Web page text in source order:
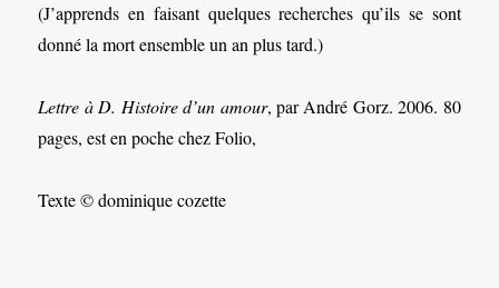
(J’apprends en faisant quelques recherches qu’ils se sont
donné la mort ensemble un an plus tard.)
Lettre à D. Histoire d’un amour, par André Gorz. 2006. 80
pages, est en poche chez Folio,
Texte © dominique cozette